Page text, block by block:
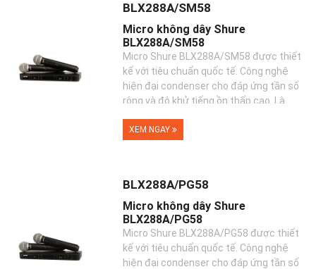
BLX288A/SM58
Micro không dây Shure
BLX288A/SM58
Micro Shure BLX288A/SM58 được thiết
kế với tiêu chuẩn quốc tế. Công nghệ
hiện đại condenser cho đáp ứng tần số
rộng và độ khử tiếng ồn thấp cao. Là
XEM NGAY
BLX288A/PG58
Micro không dây Shure
BLX288A/PG58
Micro Shure BLX288A/PG58 được thiết
kế với tiêu chuẩn quốc tế. Công nghệ
hiện đại condenser cho đáp ứng tần số